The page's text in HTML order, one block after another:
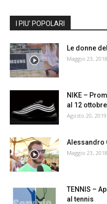
I PIU' POPOLARI
Le donne
Maggio 23, 2018
NIKE –
al 12 ottobre
Agosto 20, 2019
Alessandro
Maggio 23, 2018
TENNIS –
al tennis